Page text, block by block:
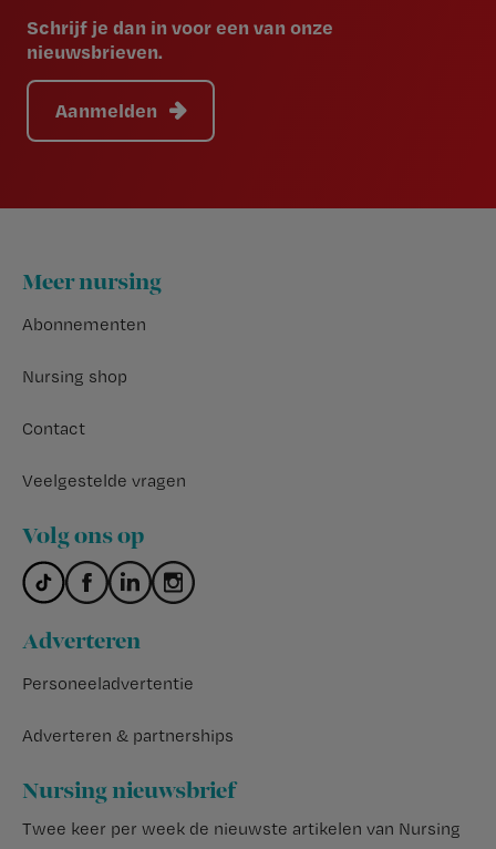
Schrijf je dan in voor een van onze
nieuwsbrieven.
Aanmelden
Footer
Meer nursing
Abonnementen
Nursing shop
Contact
Veelgestelde vragen
Volg ons op
Adverteren
Personeeladvertentie
Adverteren & partnerships
Nursing nieuwsbrief
Twee keer per week de nieuwste artikelen van Nursing